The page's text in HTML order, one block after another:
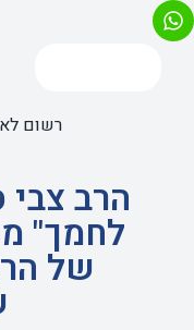
רשום
הרב צבי
לחמך"
של